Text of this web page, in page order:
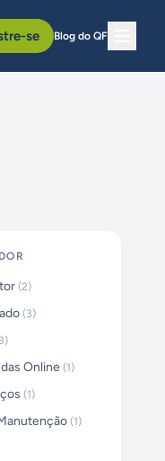
se Blog do QF
(2)
(3)
3)
Online (1)
(1)
(1)